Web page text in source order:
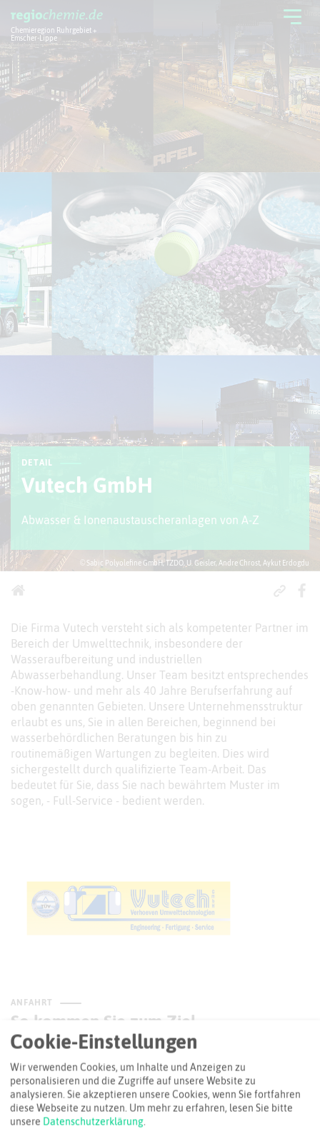
Chemieregion Ruhrgebiet +
Emscher-Lippe
Chemieregion
Aktuelles + Service
© Sabic Polyolefine GmbH, TZDO, U. Geisler, Andre Chrost, Aykut Erdogdu
DETAIL
Vutech GmbH
Abwasser & Ionenaustauscheranlagen von A-Z
Die Firma Vutech versteht sich als kompetenter Partner im
Bereich der Umwelttechnik, insbesondere der
Wasseraufbereitung und industriellen
Abwasserbehandlung. Unser Team besitzt entsprechendes
-Know-how- und mehr als 40 Jahre Berufserfahrung auf
oben genannten Gebieten. Unsere Unternehmensstruktur
erlaubt es uns, Sie in allen Bereichen, beginnend bei
wasserbehördlichen Beratungen bis hin zu
routinemäßigen Wartungen zu begleiten. Dies wird
sichergestellt durch qualifizierte Team-Arbeit. Das
bedeutet für Sie, dass Sie nach bewährtem Muster im
sogen, - Full-Service - bedient werden.
ANFAHRT
So kommen Sie zum Ziel
+
−
Cookie-Einstellungen
Wir verwenden Cookies, um Inhalte und Anzeigen zu
personalisieren und die Zugriffe auf unsere Website zu
analysieren. Sie akzeptieren unsere Cookies, wenn Sie fortfahren
diese Webseite zu nutzen. Um mehr zu erfahren, lesen Sie bitte
unsere Datenschutzerklärung.